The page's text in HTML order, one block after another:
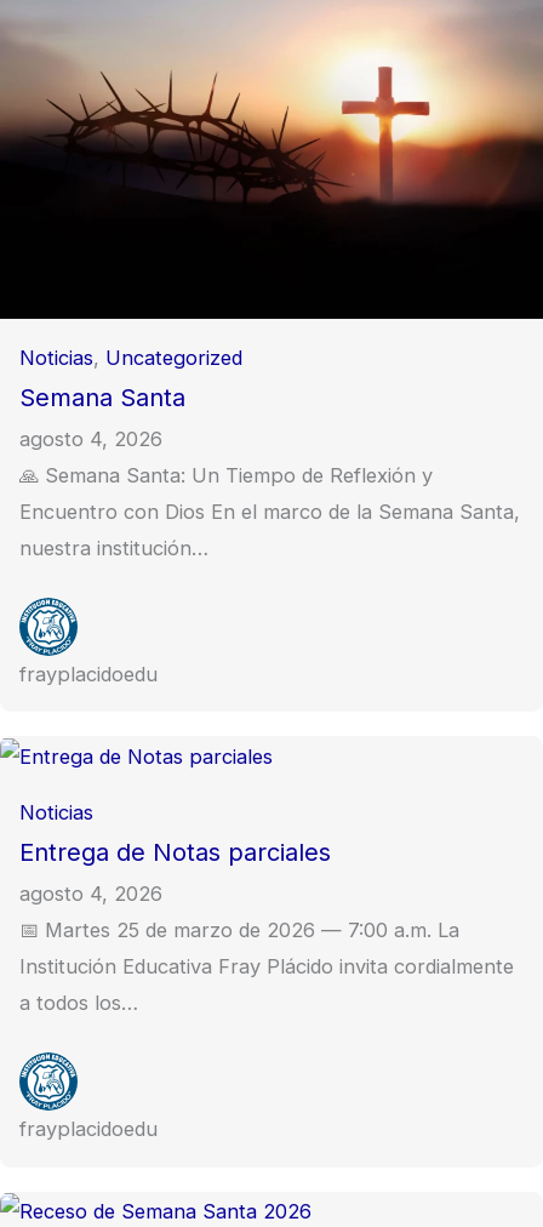
Noticias, Uncategorized
Semana Santa
agosto 4, 2026
🙏 Semana Santa: Un Tiempo de Reflexión y
Encuentro con Dios En el marco de la Semana Santa,
nuestra institución…
frayplacidoedu
Noticias
Entrega de Notas parciales
agosto 4, 2026
📅 Martes 25 de marzo de 2026 — 7:00 a.m. La
Institución Educativa Fray Plácido invita cordialmente
a todos los…
frayplacidoedu